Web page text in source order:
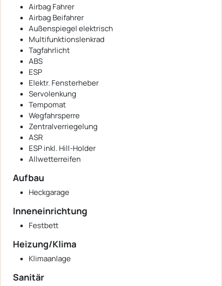
Airbag Fahrer
Airbag Beifahrer
Außenspiegel elektrisch
Multifunktionslenkrad
Tagfahrlicht
ABS
ESP
Elektr. Fensterheber
Servolenkung
Tempomat
Wegfahrsperre
Zentralverriegelung
ASR
ESP inkl. Hill-Holder
Allwetterreifen
Aufbau
Heckgarage
Inneneinrichtung
Festbett
Heizung/Klima
Klimaanlage
Sanitär